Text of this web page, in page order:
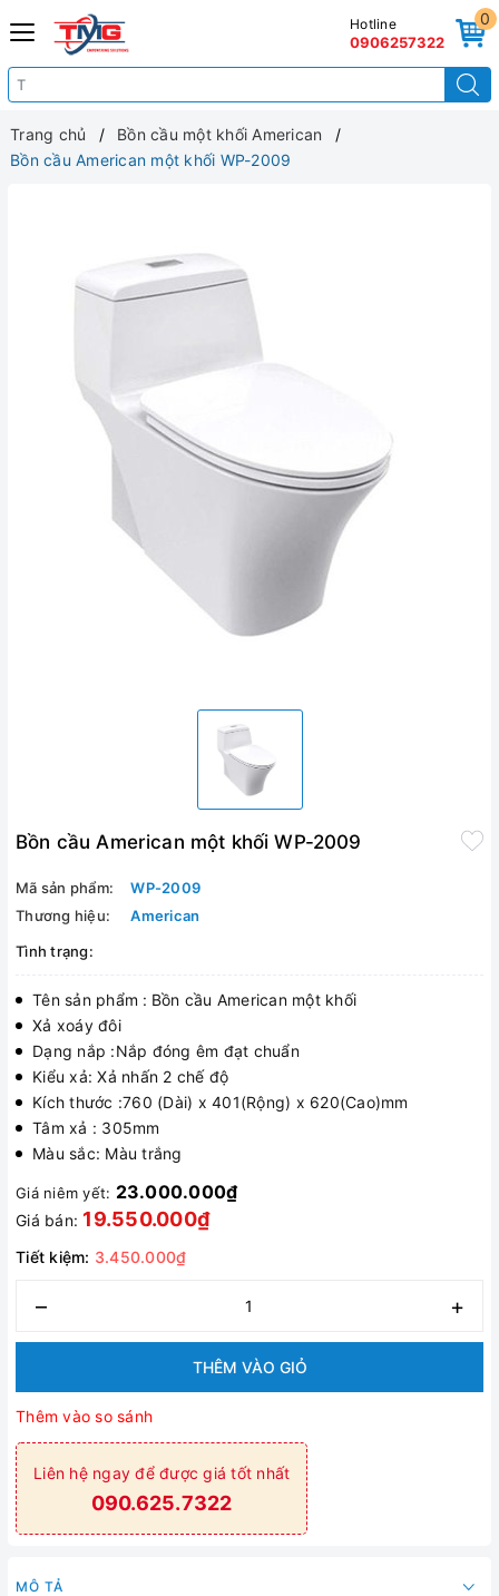
0
Hotline
0906257322
Trang chủ
Bồn cầu một khối American
Bồn cầu American một khối WP-2009
Bồn cầu American một khối WP-2009
Mã sản phẩm:
WP-2009
Thương hiệu:
American
Tình trạng:
Tên sản phẩm : Bồn cầu American một khối
Xả xoáy đôi
Dạng nắp :Nắp đóng êm đạt chuẩn
Kiểu xả: Xả nhấn 2 chế độ
Kích thước :760 (Dài) x 401(Rộng) x 620(Cao)mm
Tâm xả : 305mm
Màu sắc: Màu trắng
Giá niêm yết: 23.000.000₫
Giá bán: 19.550.000₫
Tiết kiệm: 3.450.000₫
– +
THÊM VÀO GIỎ
Thêm vào so sánh
Liên hệ ngay để được giá tốt nhất
090.625.7322
MÔ TẢ